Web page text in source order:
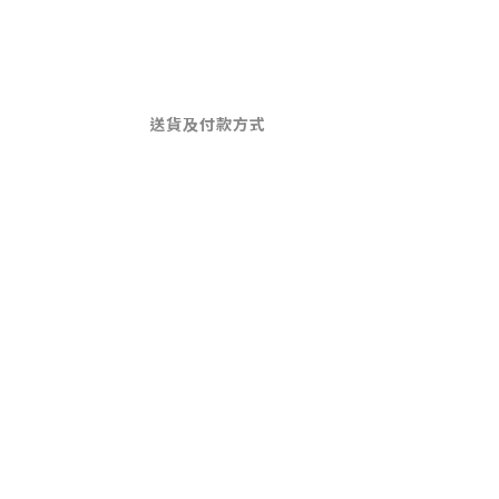
送貨及付款方式